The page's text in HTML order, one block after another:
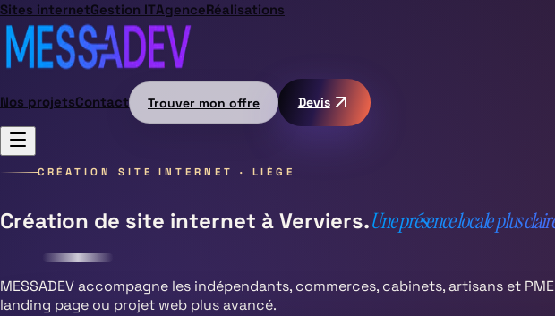
Sites internetGestion ITAgenceRéalisations
Nos projetsContact Trouver mon offre Devis
CRÉATION SITE INTERNET · LIÈGE
Création de site internet àVerviers.Une présence locale plus
MESSADEV accompagne les indépendants, commerces, cabinets, artisans et
landing page ou projet web plus avancé.